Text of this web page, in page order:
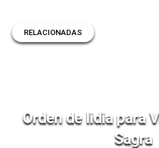
RELACIONADAS
Orden de lidia para
Sagra